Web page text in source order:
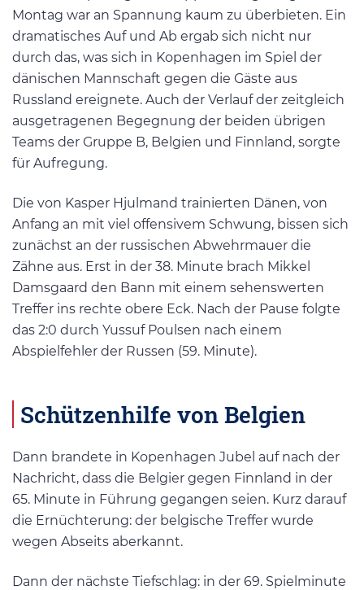
Montag war an Spannung kaum zu überbieten. Ein
dramatisches Auf und Ab ergab sich nicht nur
durch das, was sich in Kopenhagen im Spiel der
dänischen Mannschaft gegen die Gäste aus
Russland ereignete. Auch der Verlauf der zeitgleich
ausgetragenen Begegnung der beiden übrigen
Teams der Gruppe B, Belgien und Finnland, sorgte
für Aufregung.
Die von Kasper Hjulmand trainierten Dänen, von
Anfang an mit viel offensivem Schwung, bissen sich
zunächst an der russischen Abwehrmauer die
Zähne aus. Erst in der 38. Minute brach Mikkel
Damsgaard den Bann mit einem sehenswerten
Treffer ins rechte obere Eck. Nach der Pause folgte
das 2:0 durch Yussuf Poulsen nach einem
Abspielfehler der Russen (59. Minute).
Schützenhilfe von Belgien
Dann brandete in Kopenhagen Jubel auf nach der
Nachricht, dass die Belgier gegen Finnland in der
65. Minute in Führung gegangen seien. Kurz darauf
die Ernüchterung: der belgische Treffer wurde
wegen Abseits aberkannt.
Dann der nächste Tiefschlag: in der 69. Spielminute